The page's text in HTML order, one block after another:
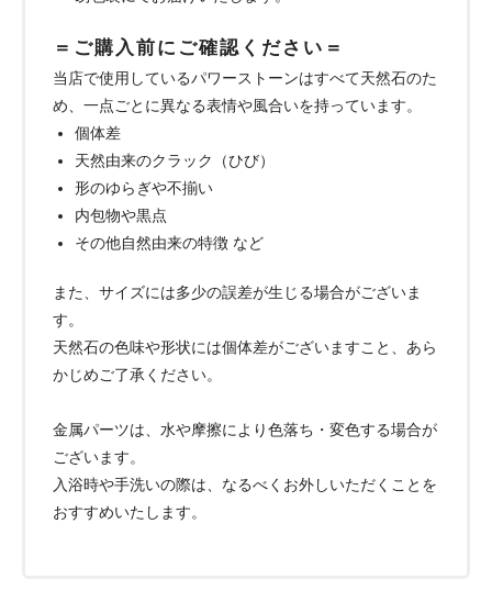
＝ご購入前にご確認ください＝
当店で使用しているパワーストーンはすべて天然石のた
め、一点ごとに異なる表情や風合いを持っています。
個体差
天然由来のクラック（ひび）
形のゆらぎや不揃い
内包物や黒点
その他自然由来の特徴 など
また、サイズには多少の誤差が生じる場合がございま
す。
天然石の色味や形状には個体差がございますこと、あら
かじめご了承ください。
金属パーツは、水や摩擦により色落ち・変色する場合が
ございます。
入浴時や手洗いの際は、なるべくお外しいただくことを
おすすめいたします。